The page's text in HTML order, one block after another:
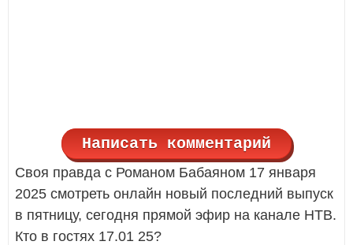
Написать комментарий
Своя правда с Романом Бабаяном 17 января
2025 смотреть онлайн новый последний выпуск
в пятницу, сегодня прямой эфир на канале НТВ.
Кто в гостях 17.01 25?